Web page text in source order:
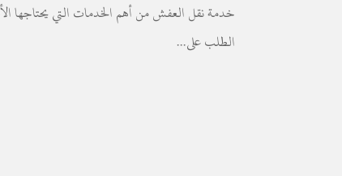
خدمة نقل العفش من أهم الخدمات التي يحتاجها
الطلب على...